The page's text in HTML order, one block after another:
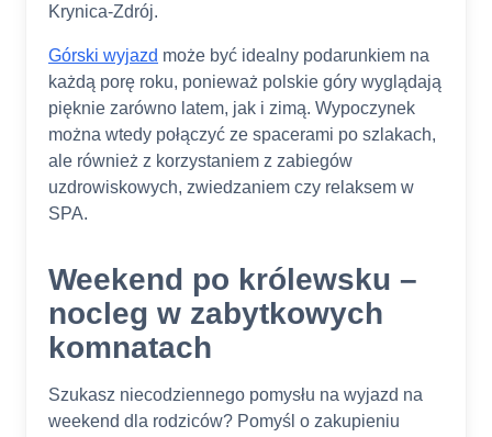
Krynica-Zdrój.
Górski wyjazd może być idealny podarunkiem na
każdą porę roku, ponieważ polskie góry wyglądają
pięknie zarówno latem, jak i zimą. Wypoczynek
można wtedy połączyć ze spacerami po szlakach,
ale również z korzystaniem z zabiegów
uzdrowiskowych, zwiedzaniem czy relaksem w
SPA.
Weekend po królewsku –
nocleg w zabytkowych
komnatach
Szukasz niecodziennego pomysłu na wyjazd na
weekend dla rodziców? Pomyśl o zakupieniu